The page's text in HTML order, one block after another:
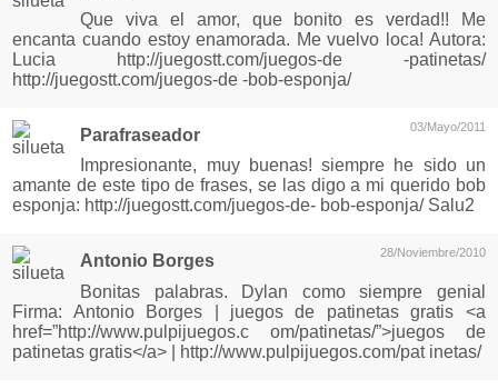
Que viva el amor, que bonito es verdad!! Me
encanta cuando estoy enamorada. Me vuelvo loca! Autora:
Lucia http://juegostt.com/juegos-de -patinetas/
http://juegostt.com/juegos-de -bob-esponja/
03/Mayo/2011
Parafraseador
Impresionante, muy buenas! siempre he sido un
amante de este tipo de frases, se las digo a mi querido bob
esponja: http://juegostt.com/juegos-de- bob-esponja/ Salu2
28/Noviembre/2010
Antonio Borges
Bonitas palabras. Dylan como siempre genial
Firma: Antonio Borges | juegos de patinetas gratis <a
href=”http://www.pulpijuegos.c om/patinetas/”>juegos de
patinetas gratis</a> | http://www.pulpijuegos.com/pat inetas/